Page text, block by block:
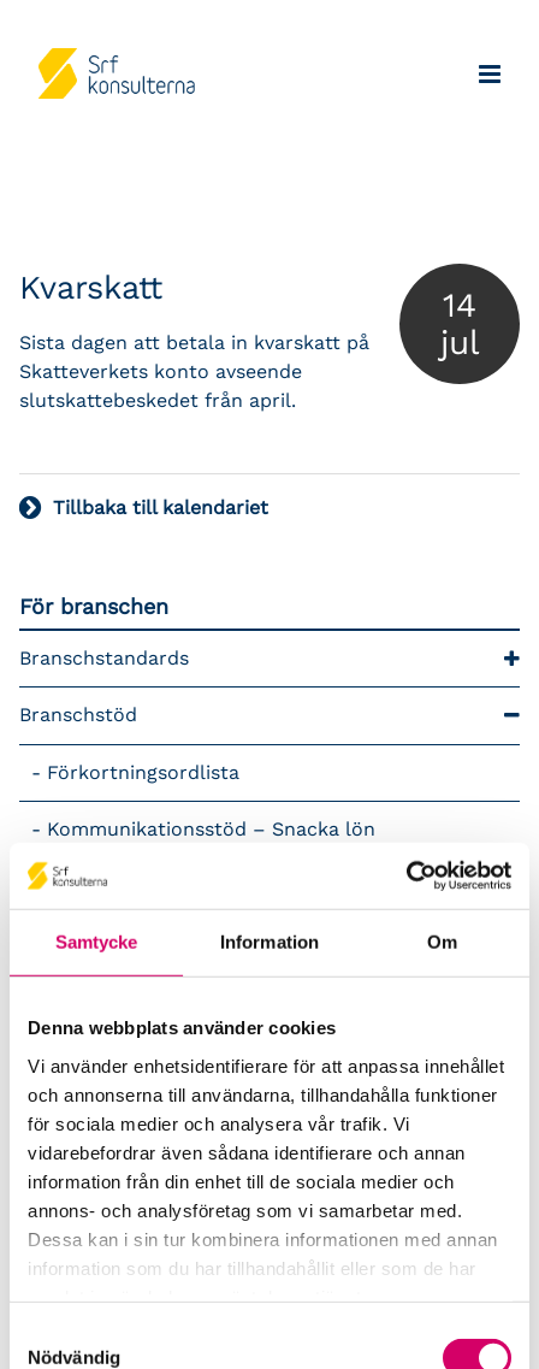
Samtycke Information Om
Denna webbplats använder cookies
Vi använder enhetsidentifierare för att anpassa innehållet
och annonserna till användarna, tillhandahålla funktioner
för sociala medier och analysera vår trafik. Vi
vidarebefordrar även sådana identifierare och annan
information från din enhet till de sociala medier och
annons- och analysföretag som vi samarbetar med.
Dessa kan i sin tur kombinera informationen med annan
information som du har tillhandahållit eller som de har
Nödvändig
14
jul
Kvarskatt
Sista dagen att betala in kvarskatt på
Skatteverkets konto avseende
slutskattebeskedet från april.
Tillbaka till kalendariet
För branschen
Branschstandards
Branschstöd
Förkortningsordlista
Kommunikationsstöd – Snacka lön
LAP – Svensk Löneartsplan
Lönepodden
Srf Uttalanden och vägledningar
Viktiga dagar till din kalender
Kalendarium
Viktiga branschfrågor